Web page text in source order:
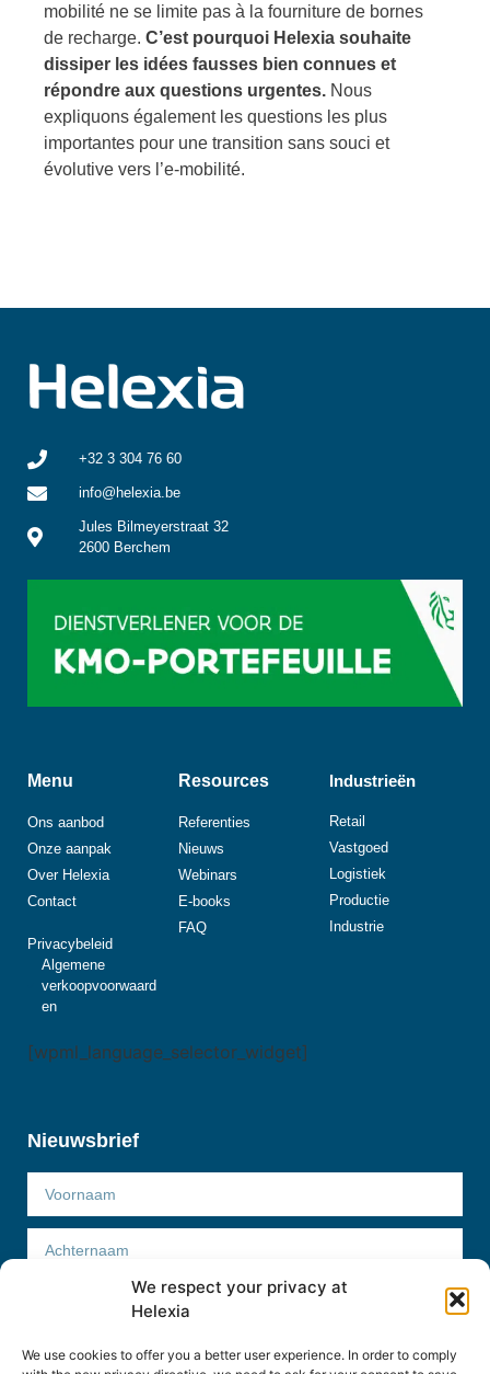
We respect your privacy at
Helexia
We use cookies to offer you a better user experience. In order to comply
mobilité ne se limite pas à la fourniture de bornes
de recharge. C’est pourquoi Helexia souhaite
dissiper les idées fausses bien connues et
répondre aux questions urgentes. Nous
expliquons également les questions les plus
importantes pour une transition sans souci et
évolutive vers l’e-mobilité.
+32 3 304 76 60
info@helexia.be
Jules Bilmeyerstraat 32
2600 Berchem
Menu
Ons aanbod
Onze aanpak
Over Helexia
Contact
Privacybeleid
Algemene
verkoopvoorwaard
en
[wpml_language_selector_widget]
Resources
Referenties
Nieuws
Webinars
E-books
FAQ
Industrieën
Retail
Vastgoed
Logistiek
Productie
Industrie
Nieuwsbrief
Abonneer